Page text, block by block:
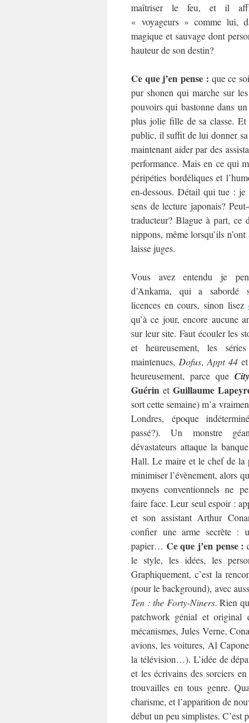
maîtriser le feu, et il
« voyageurs » comme lui,
magique et sauvage dont
hauteur de son destin?
Ce que j’en pense : que ce
pur shonen qui marche sur
pouvoirs qui bastonne dans
plus jolie fille de sa classe.
public, il suffit de lui donner
maintenant aider par des
performance. Mais en ce qui
péripéties bordéliques et
en-dessous. Détail qui tue :
sens de lecture japonais?
traducteur? Blague à part, ce
nippons, même lorsqu’ils
laisse juges.
Vous avez entendu je
d’Ankama, qui a sabordé
licences en cours, sinon lisez
qu’à ce jour, encore aucune
sur leur site. Faut écouler les
et heureusement, les
maintenues, Dofus, Appt 44et
heureusement, parce que
Guérin et Guillaume
sort cette semaine) m’a
Londres, époque
passé?). Un monstre
dévastateurs attaque la
Hall. Le maire et le chef de la
minimiser l’évènement, alors
moyens conventionnels ne
faire face. Leur seul espoir :
et son assistant Arthur
confier une arme secrète :
papier… Ce que j’en pense :
le style, les idées, les
Graphiquement, c’est la
(pour le background), avec
Ten : the Forty-Niners. Rien
patchwork génial et original
mécanismes, Jules Verne,
avions, les voitures, Al
la télévision…). L’idée de
et les écrivains des sorciers
trouvailles en tous genre.
charisme, et l’apparition de
début un peu simplistes. C’est